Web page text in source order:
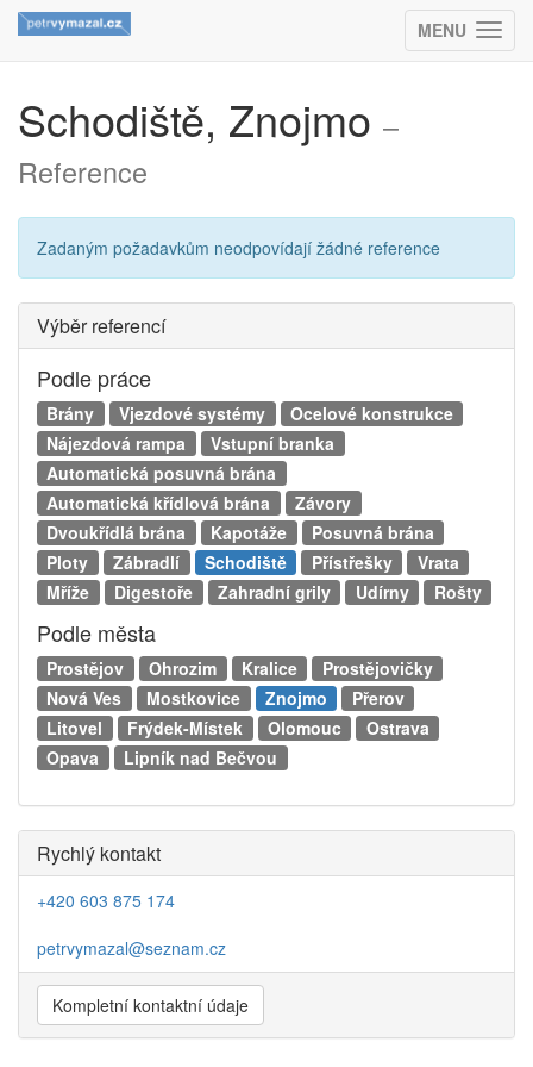
MENU
Schodiště, Znojmo –
Reference
Zadaným požadavkům neodpovídají žádné reference
Výběr referencí
Podle práce
Brány Vjezdové systémy
Ocelové konstrukce
Nájezdová rampa
Vstupní branka
Automatická posuvná brána
Automatická křídlová brána
Závory
Dvoukřídlá brána
Kapotáže
Posuvná brána
Ploty
Zábradlí Schodiště Přístřešky
Vrata
Mříže
Digestoře Zahradní grily Udírny Rošty
Podle města
Prostějov Ohrozim Kralice
Prostějovičky
Nová Ves
Mostkovice Znojmo
Přerov
Litovel
Frýdek-Místek Olomouc
Ostrava
Opava
Lipník nad Bečvou
Rychlý kontakt
+420 603 875 174
petrvymazal@seznam.cz
Kompletní kontaktní údaje